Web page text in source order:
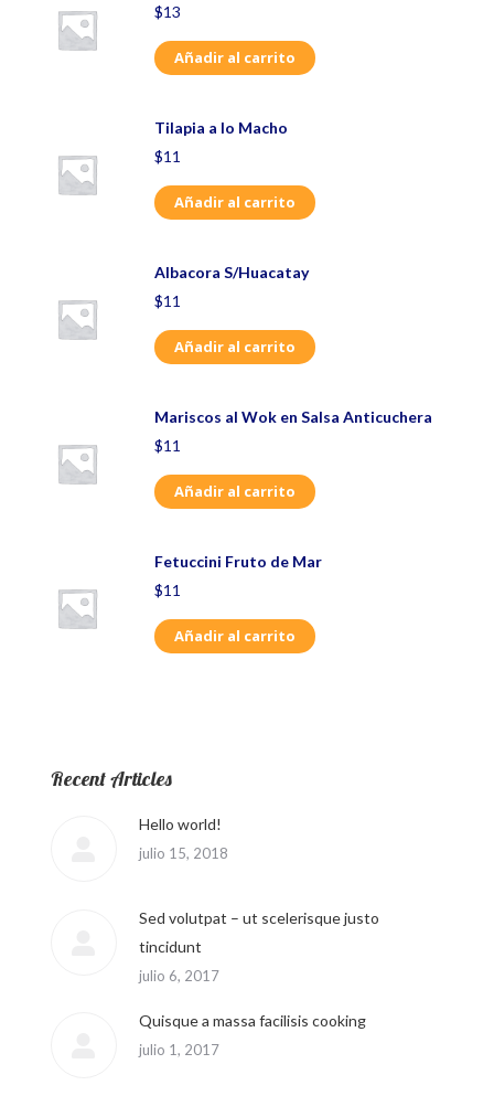
$13
Añadir al carrito
Tilapia a lo Macho
$11
Añadir al carrito
Albacora S/Huacatay
$11
Añadir al carrito
Mariscos al Wok en Salsa Anticuchera
$11
Añadir al carrito
Fetuccini Fruto de Mar
$11
Añadir al carrito
Recent Articles
Hello world!
julio 15, 2018
Sed volutpat – ut scelerisque justo
tincidunt
julio 6, 2017
Quisque a massa facilisis cooking
julio 1, 2017